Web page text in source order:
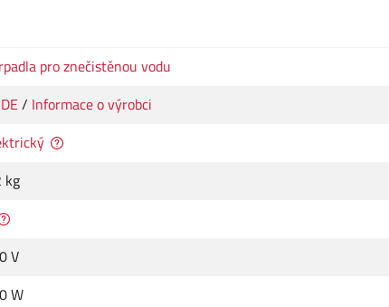
pro znečistěnou vodu
/ Informace o výrobci
kg
V
W